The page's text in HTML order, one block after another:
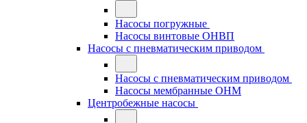
Насосы погружные
Насосы винтовые ОНВП
Насосы с пневматическим приводом
Насосы с пневматическим приводом
Насосы мембранные ОНМ
Центробежные насосы